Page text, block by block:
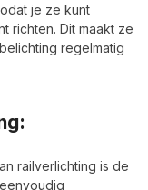
je ze kunt
richten. Dit maakt ze
regelmatig
railverlichting is de